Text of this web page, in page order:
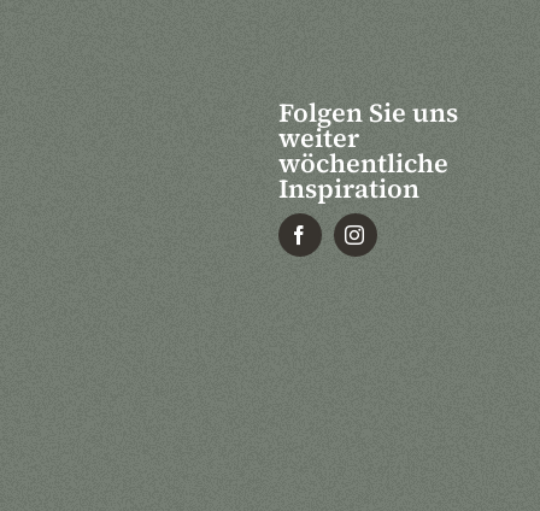
Folgen Sie uns
weiter
wöchentliche
Inspiration